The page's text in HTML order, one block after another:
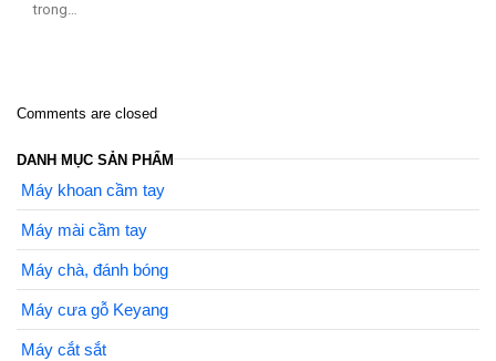
trong…
Comments are closed
DANH MỤC SẢN PHẨM
Máy khoan cầm tay
Máy mài cầm tay
Máy chà, đánh bóng
Máy cưa gỗ Keyang
Máy cắt sắt